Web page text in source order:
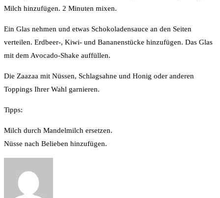
Milch hinzufügen. 2 Minuten mixen.
Ein Glas nehmen und etwas Schokoladensauce an den Seiten
verteilen. Erdbeer-, Kiwi- und Bananenstücke hinzufügen. Das Glas
mit dem Avocado-Shake auffüllen.
Die Zaazaa mit Nüssen, Schlagsahne und Honig oder anderen
Toppings Ihrer Wahl garnieren.
Tipps:
Milch durch Mandelmilch ersetzen.
Nüsse nach Belieben hinzufügen.